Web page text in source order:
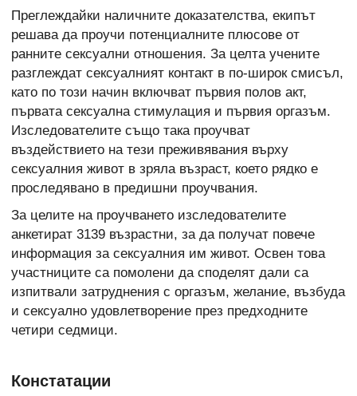
Преглеждайки наличните доказателства, екипът
решава да проучи потенциалните плюсове от
ранните сексуални отношения. За целта учените
разглеждат сексуалният контакт в по-широк смисъл,
като по този начин включват първия полов акт,
първата сексуална стимулация и първия оргазъм.
Изследователите също така проучват
въздействието на тези преживявания върху
сексуалния живот в зряла възраст, което рядко е
проследявано в предишни проучвания.
За целите на проучването изследователите
анкетират 3139 възрастни, за да получат повече
информация за сексуалния им живот. Освен това
участниците са помолени да споделят дали са
изпитвали затруднения с оргазъм, желание, възбуда
и сексуално удовлетворение през предходните
четири седмици.
Констатации